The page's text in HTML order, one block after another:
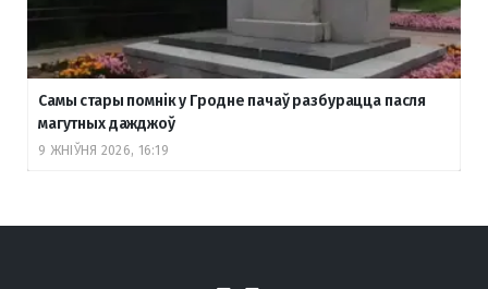
Самы стары помнік у Гродне пачаў разбурацца пасля
магутных дажджоў
9 ЖНІЎНЯ 2026, 16:19